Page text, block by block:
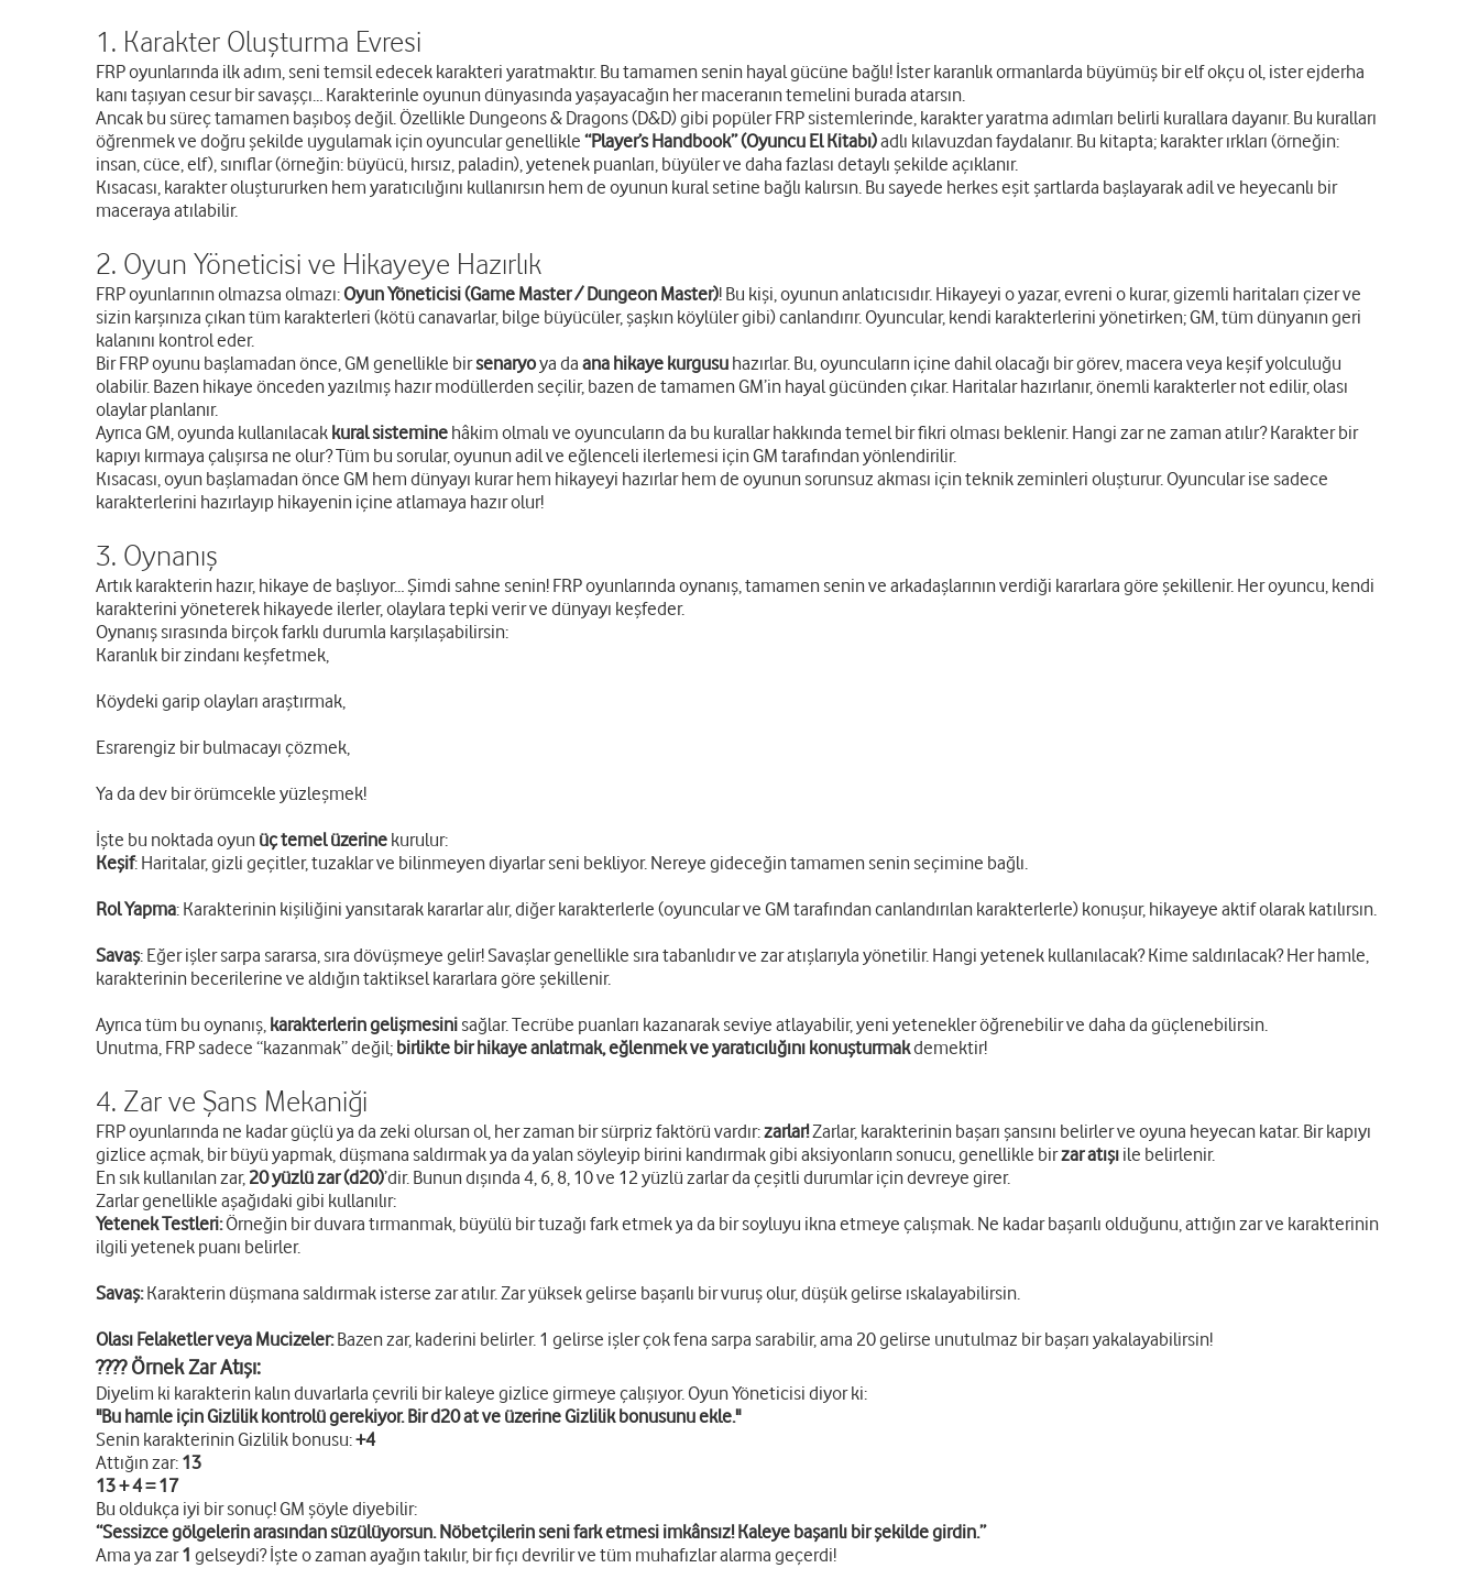
1. Karakter Oluşturma Evresi
FRP oyunlarında ilk adım, seni temsil edecek karakteri yaratmaktır. Bu tamamen senin hayal gücüne bağlı! İster karanlık ormanlarda büyümüş bir elf okçu ol, ister ejderha
kanı taşıyan cesur bir savaşçı… Karakterinle oyunun dünyasında yaşayacağın her maceranın temelini burada atarsın.
Ancak bu süreç tamamen başıboş değil. Özellikle Dungeons & Dragons (D&D) gibi popüler FRP sistemlerinde, karakter yaratma adımları belirli kurallara dayanır. Bu kuralları
öğrenmek ve doğru şekilde uygulamak için oyuncular genellikle “Player’s Handbook” (Oyuncu El Kitabı)adlı kılavuzdan faydalanır. Bu kitapta; karakter ırkları (örneğin:
insan, cüce, elf), sınıflar (örneğin: büyücü, hırsız, paladin), yetenek puanları, büyüler ve daha fazlası detaylı şekilde açıklanır.
Kısacası, karakter oluştururken hem yaratıcılığını kullanırsın hem de oyunun kural setine bağlı kalırsın. Bu sayede herkes eşit şartlarda başlayarak adil ve heyecanlı bir
maceraya atılabilir.
2. Oyun Yöneticisi ve Hikayeye Hazırlık
FRP oyunlarının olmazsa olmazı:Oyun Yöneticisi (Game Master / Dungeon Master)! Bu kişi, oyunun anlatıcısıdır. Hikayeyi o yazar, evreni o kurar, gizemli haritaları çizer ve
sizin karşınıza çıkan tüm karakterleri (kötü canavarlar, bilge büyücüler, şaşkın köylüler gibi) canlandırır. Oyuncular, kendi karakterlerini yönetirken; GM, tüm dünyanın geri
kalanını kontrol eder.
Bir FRP oyunu başlamadan önce, GM genellikle birsenaryoya da ana hikaye kurgusu hazırlar. Bu, oyuncuların içine dahil olacağı bir görev, macera veya keşif yolculuğu
olabilir. Bazen hikaye önceden yazılmış hazır modüllerden seçilir, bazen de tamamen GM’in hayal gücünden çıkar. Haritalar hazırlanır, önemli karakterler not edilir, olası
olaylar planlanır.
Ayrıca GM, oyunda kullanılacak kural sistemine hâkim olmalı ve oyuncuların da bu kurallar hakkında temel bir fikri olması beklenir. Hangi zar ne zaman atılır? Karakter bir
kapıyı kırmaya çalışırsa ne olur? Tüm bu sorular, oyunun adil ve eğlenceli ilerlemesi için GM tarafından yönlendirilir.
Kısacası, oyun başlamadan önce GM hem dünyayı kurar hem hikayeyi hazırlar hem de oyunun sorunsuz akması için teknik zeminleri oluşturur. Oyuncular ise sadece
karakterlerini hazırlayıp hikayenin içine atlamaya hazır olur!
3. Oynanış
Artık karakterin hazır, hikaye de başlıyor… Şimdi sahne senin! FRP oyunlarında oynanış, tamamen senin ve arkadaşlarının verdiği kararlara göre şekillenir. Her oyuncu, kendi
karakterini yöneterek hikayede ilerler, olaylara tepki verir ve dünyayı keşfeder.
Oynanış sırasında birçok farklı durumla karşılaşabilirsin:
Karanlık bir zindanı keşfetmek,
Köydeki garip olayları araştırmak,
Esrarengiz bir bulmacayı çözmek,
Ya da dev bir örümcekle yüzleşmek!
İşte bu noktada oyun üç temel üzerine kurulur:
Keşif: Haritalar, gizli geçitler, tuzaklar ve bilinmeyen diyarlar seni bekliyor. Nereye gideceğin tamamen senin seçimine bağlı.
Rol Yapma: Karakterinin kişiliğini yansıtarak kararlar alır, diğer karakterlerle (oyuncular ve GM tarafından canlandırılan karakterlerle) konuşur, hikayeye aktif olarak katılırsın.
Savaş: Eğer işler sarpa sararsa, sıra dövüşmeye gelir! Savaşlar genellikle sıra tabanlıdır ve zar atışlarıyla yönetilir. Hangi yetenek kullanılacak? Kime saldırılacak? Her hamle,
karakterinin becerilerine ve aldığın taktiksel kararlara göre şekillenir.
Ayrıca tüm bu oynanış, karakterlerin gelişmesini sağlar. Tecrübe puanları kazanarak seviye atlayabilir, yeni yetenekler öğrenebilir ve daha da güçlenebilirsin.
Unutma, FRP sadece “kazanmak” değil; birlikte bir hikaye anlatmak, eğlenmek ve yaratıcılığını konuşturmakdemektir!
4. Zar ve Şans Mekaniği
FRP oyunlarında ne kadar güçlü ya da zeki olursan ol, her zaman bir sürpriz faktörü vardır:zarlar!Zarlar, karakterinin başarı şansını belirler ve oyuna heyecan katar. Bir kapıyı
gizlice açmak, bir büyü yapmak, düşmana saldırmak ya da yalan söyleyip birini kandırmak gibi aksiyonların sonucu, genellikle birzar atışı ile belirlenir.
En sık kullanılan zar, 20 yüzlü zar (d20)’dir. Bunun dışında 4, 6, 8, 10 ve 12 yüzlü zarlar da çeşitli durumlar için devreye girer.
Zarlar genellikle aşağıdaki gibi kullanılır:
Yetenek Testleri:Örneğin bir duvara tırmanmak, büyülü bir tuzağı fark etmek ya da bir soyluyu ikna etmeye çalışmak. Ne kadar başarılı olduğunu, attığın zar ve karakterinin
ilgili yetenek puanı belirler.
Savaş:Karakterin düşmana saldırmak isterse zar atılır. Zar yüksek gelirse başarılı bir vuruş olur, düşük gelirse ıskalayabilirsin.
Olası Felaketler veya Mucizeler:Bazen zar, kaderini belirler. 1 gelirse işler çok fena sarpa sarabilir, ama 20 gelirse unutulmaz bir başarı yakalayabilirsin!
???? Örnek Zar Atışı:
Diyelim ki karakterin kalın duvarlarla çevrili bir kaleye gizlice girmeye çalışıyor. Oyun Yöneticisi diyor ki:
"Bu hamle için Gizlilik kontrolü gerekiyor. Bir d20 at ve üzerine Gizlilik bonusunu ekle."
Senin karakterinin Gizlilik bonusu:+4
Attığın zar: 13
13 + 4 = 17
Bu oldukça iyi bir sonuç! GM şöyle diyebilir:
“Sessizce gölgelerin arasından süzülüyorsun. Nöbetçilerin seni fark etmesi imkânsız! Kaleye başarılı bir şekilde girdin.”
Ama ya zar1 gelseydi? İşte o zaman ayağın takılır, bir fıçı devrilir ve tüm muhafızlar alarma geçerdi!